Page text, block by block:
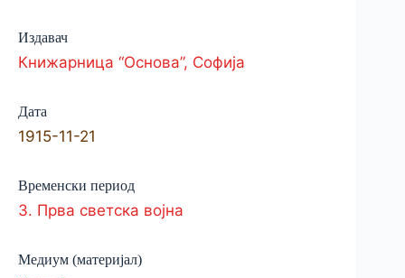
Издавач
Книжарница “Основа”, Софија
Дата
1915-11-21
Временски период
3. Прва светска војна
Медиум (материјал)